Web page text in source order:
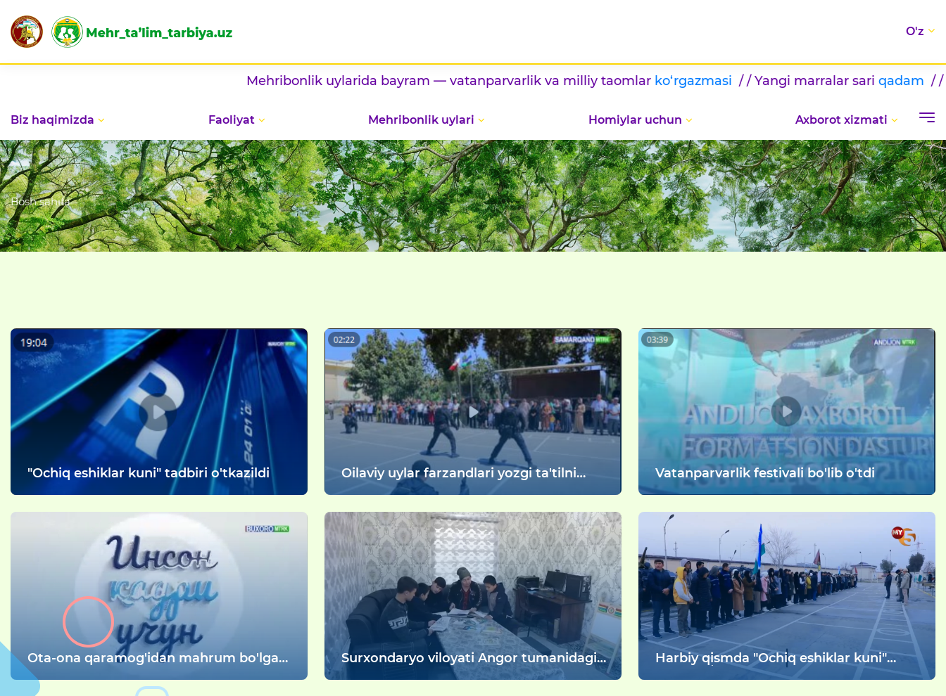
O'z
Mehribonlik uylarida bayram — vatanparvarlik va milliy taomlar ko‘rgazmasi/ / Yangi marralar sariqadam / / BILIMLAR
Biz haqimizda Faoliyat Mehribonlik uylari Homiylar uchun Axborot xizmati
Bosh sahifa
"Ochiq eshiklar kuni" tadbiri o'tkazildi
Oilaviy uylar farzandlari yozgi ta'tilni
mazmunli o'tkazmoqda
Vatanparvarlik festivali bo'lib o'tdi
Оta-ona qaramog'idan mahrum bo'lgan
bolalarning ichki kechinmalari bilan
tanishishingiz mumkin.
Surxondaryo viloyati Angor tumanidagi
“Yangi turmush” mahallasida tashkil
Harbiy qismda "Ochiq eshiklar kuni"
tadbiri oʻtkazildi